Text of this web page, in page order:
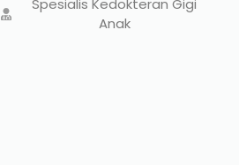
Spesialis Kedokteran Gigi
Anak